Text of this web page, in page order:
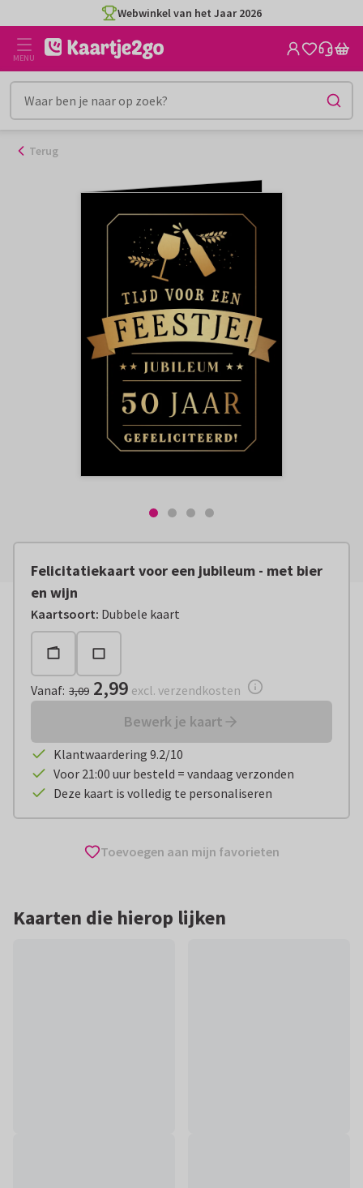
naar
inhoud
Webwinkel van het Jaar 2026
MENU
Terug
Felicitatiekaart voor een jubileum - met bier
en wijn
Kaartsoort: Dubbele kaart
Vanaf: € 2,99 excl. verzendkosten
Vanaf: 3,09 2,99 excl. verzendkosten
Bewerk je kaart
Klantwaardering 9.2/10
Voor 21:00 uur besteld = vandaag verzonden
Deze kaart is volledig te personaliseren
Toevoegen aan mijn favorieten
Kaarten die hierop lijken